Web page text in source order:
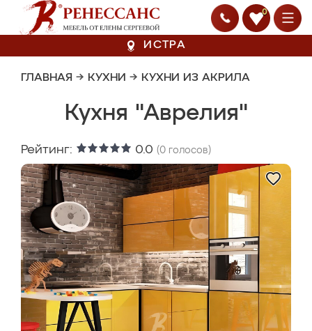
0
ИСТРА
ГЛАВНАЯ → КУХНИ → КУХНИ ИЗ АКРИЛА
Кухня "Аврелия"
Рейтинг: 0.0 (0 голосов)